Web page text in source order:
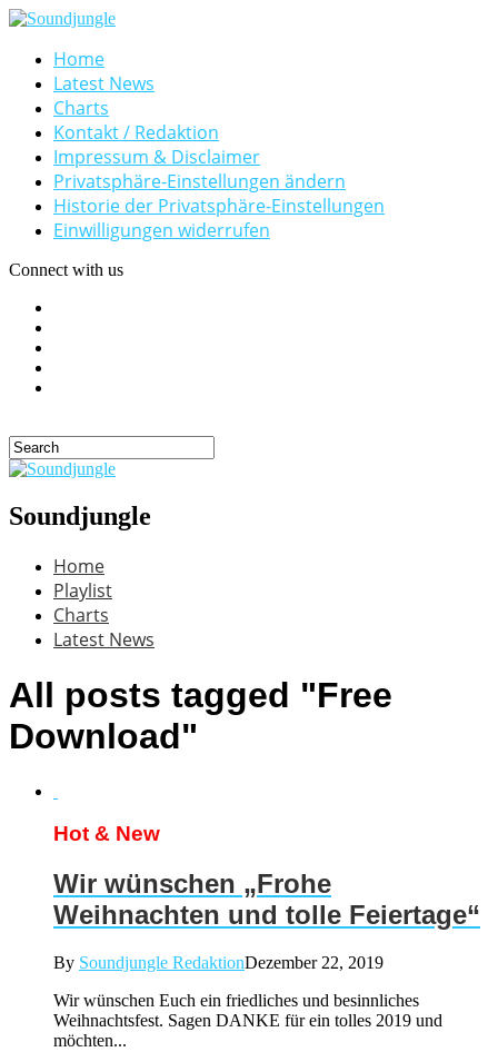
Home
Latest News
Charts
Kontakt / Redaktion
Impressum & Disclaimer
Privatsphäre-Einstellungen ändern
Historie der Privatsphäre-Einstellungen
Einwilligungen widerrufen
Connect with us
Soundjungle
Home
Playlist
Charts
Latest News
All posts tagged "Free
Download"
Hot & New
Wir wünschen „Frohe
Weihnachten und tolle Feiertage“
By Soundjungle RedaktionDezember 22, 2019
Wir wünschen Euch ein friedliches und besinnliches
Weihnachtsfest. Sagen DANKE für ein tolles 2019 und
möchten...